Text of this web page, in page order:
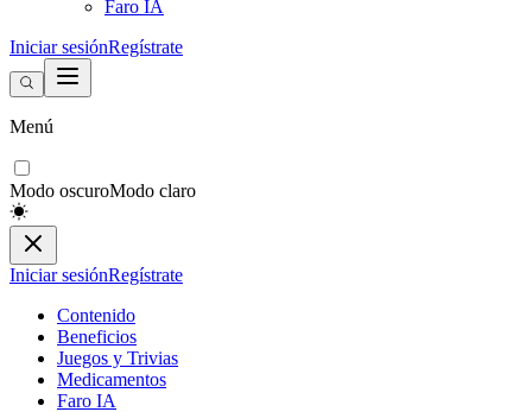
Faro IA
Iniciar sesiónRegístrate
Menú
Modo oscuroModo claro
Iniciar sesiónRegístrate
Contenido
Beneficios
Juegos y Trivias
Medicamentos
Faro IA